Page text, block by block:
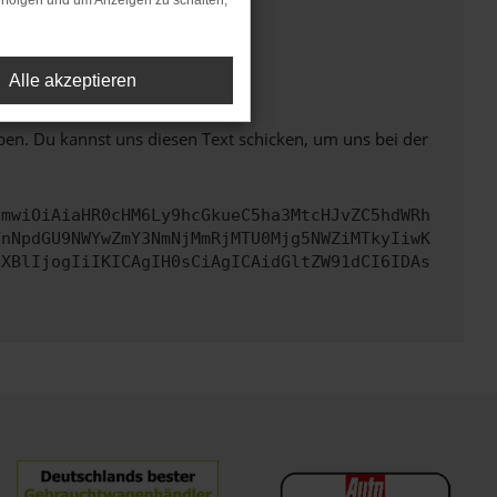
unterstützt werden.
Du kannst uns diesen Text schicken, um uns bei der
Alle akzeptieren